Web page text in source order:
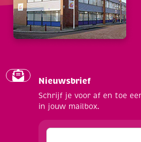
Nieuwsbrief
Schrijf je voor af en toe
in jouw mailbox.